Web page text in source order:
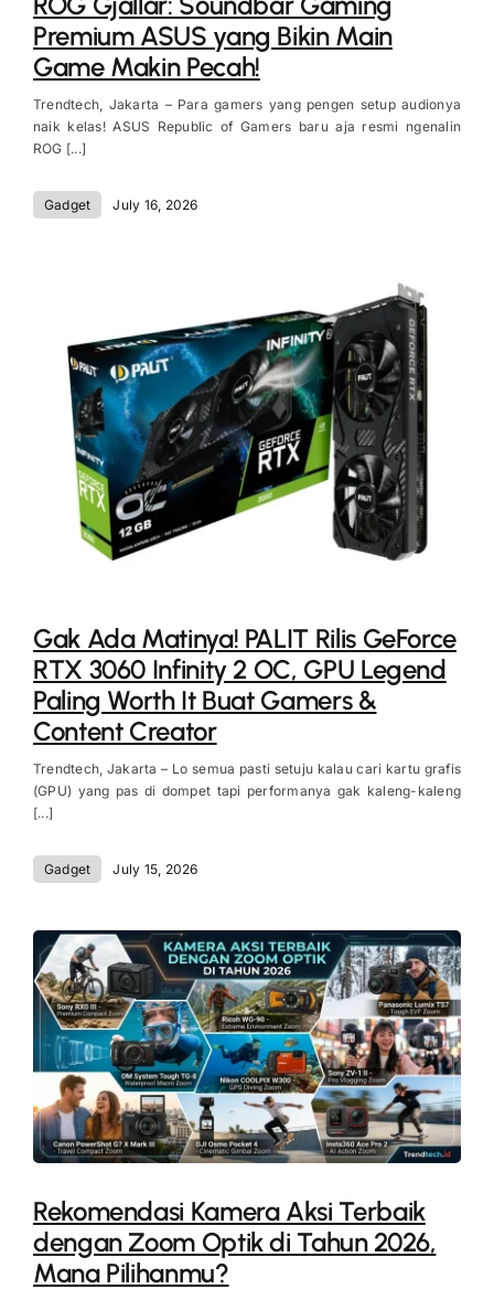
Premium ASUS yang Bikin Main
Game Makin Pecah!
Trendtech, Jakarta – Para gamers yang pengen setup audionya
naik kelas! ASUS Republic of Gamers baru aja resmi ngenalin
ROG [...]
Gadget July 16, 2026
Gak Ada Matinya! PALIT Rilis GeForce
RTX 3060 Infinity 2 OC, GPU Legend
Paling Worth It Buat Gamers &
Content Creator
Trendtech, Jakarta – Lo semua pasti setuju kalau cari kartu grafis
(GPU) yang pas di dompet tapi performanya gak kaleng-kaleng
[...]
Gadget July 15, 2026
Rekomendasi Kamera Aksi Terbaik
dengan Zoom Optik di Tahun 2026,
Mana Pilihanmu?